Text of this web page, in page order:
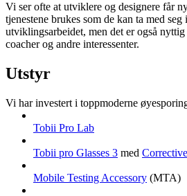
Vi ser ofte at utviklere og designere får
tjenestene brukes som de kan ta med seg
utviklingsarbeidet, men det er også
coacher og andre interessenter.
Utstyr
Vi har investert i toppmoderne
Tobii Pro Lab
Tobii pro Glasses 3 med
Mobile Testing Accessory (MTA)